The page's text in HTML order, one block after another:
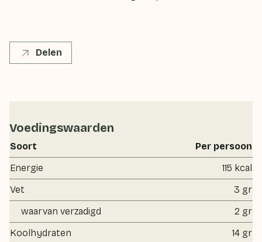
Delen
Voedingswaarden
Soort
Per persoon
Energie
115 kcal
Vet
3 gr
waarvan verzadigd
2 gr
Koolhydraten
14 gr